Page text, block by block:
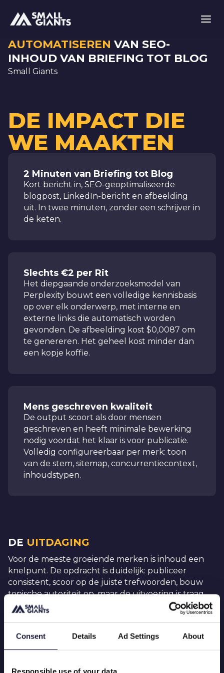
Consent Details Ad Settings About
Responsible use of your data
AUTOMATISEREN VAN SEO-
INHOUD VAN BRIEFING TOT BLOG
Small Giants
DE IMPACT DIE
WE MAAKTEN
2 Minuten van Briefing tot Blog
Kort bericht in, SEO-geoptimaliseerde
blogpost, LinkedIn-bericht en afbeelding
uit. In twee minuten, zonder een schrijver in
de keten.
Slechts €2 per Rit
Het diepgaande onderzoeksmodel van
Perplexity bouwt een volledige kennisbasis
op over elk onderwerp, met interne en
externe links die automatisch worden
gevonden. De afbeelding kost $0,0087 om
te genereren. Het geheel kost minder dan
een kopje koffie.
Mens geschreven kwaliteit
De output scoort als door mensen
geschreven en heeft minimale bewerking
nodig voordat het klaar is voor publicatie.
Volledig configureerbaar per merk: toon
van de stem, sitemap, concurrentiecontext,
inhoudstypen.
DE UITDAGING
Voor de meeste groeiende merken is inhoud een
knelpunt. De opdracht is duidelijk: publiceer
consistent, scoor op de juiste trefwoorden, bouw
topische autoriteit op, maar de uitvoering is traag
en duur. Een goed SEO-blogbericht vereist
onderzoek, opstellen, bewerken, interne links
meerdere klanten, meerdere markten en
meerdere soorten content en je hebt ofwel een